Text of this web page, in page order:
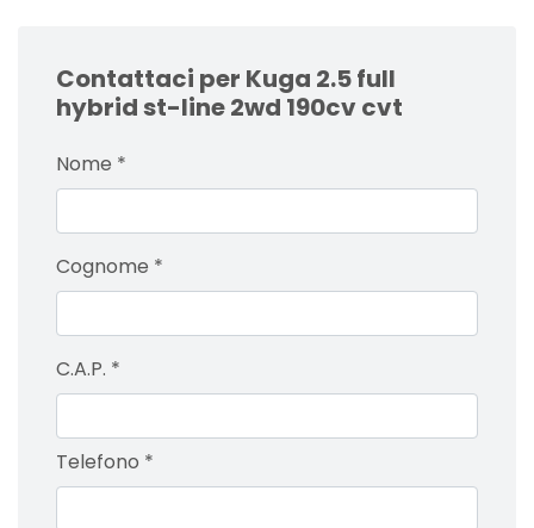
Contattaci per Kuga 2.5 full
hybrid st-line 2wd 190cv cvt
Nome *
Cognome *
C.A.P. *
Telefono *